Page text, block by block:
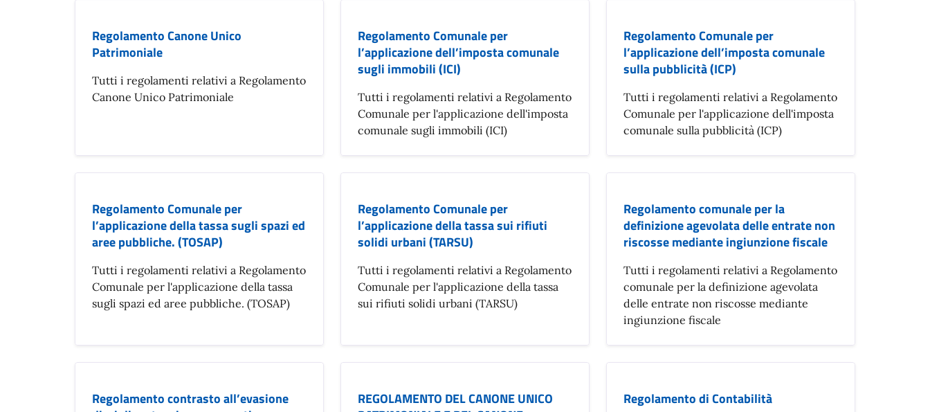
Regolamento Canone Unico
Patrimoniale
Tutti i regolamenti relativi a Regolamento
Canone Unico Patrimoniale
Regolamento Comunale per
l’applicazione dell’imposta comunale
sugli immobili (ICI)
Tutti i regolamenti relativi a Regolamento
Comunale per l'applicazione dell'imposta
comunale sugli immobili (ICI)
Regolamento Comunale per
l’applicazione dell’imposta comunale
sulla pubblicità (ICP)
Tutti i regolamenti relativi a Regolamento
Comunale per l'applicazione dell'imposta
comunale sulla pubblicità (ICP)
Regolamento Comunale per
l’applicazione della tassa sugli spazi ed
aree pubbliche. (TOSAP)
Tutti i regolamenti relativi a Regolamento
Comunale per l'applicazione della tassa
sugli spazi ed aree pubbliche. (TOSAP)
Regolamento Comunale per
l’applicazione della tassa sui rifiuti
solidi urbani (TARSU)
Tutti i regolamenti relativi a Regolamento
Comunale per l'applicazione della tassa
sui rifiuti solidi urbani (TARSU)
Regolamento comunale per la
definizione agevolata delle entrate non
riscosse mediante ingiunzione fiscale
Tutti i regolamenti relativi a Regolamento
comunale per la definizione agevolata
delle entrate non riscosse mediante
ingiunzione fiscale
Regolamento contrasto all’evasione
REGOLAMENTO DEL CANONE UNICO
Regolamento di Contabilità